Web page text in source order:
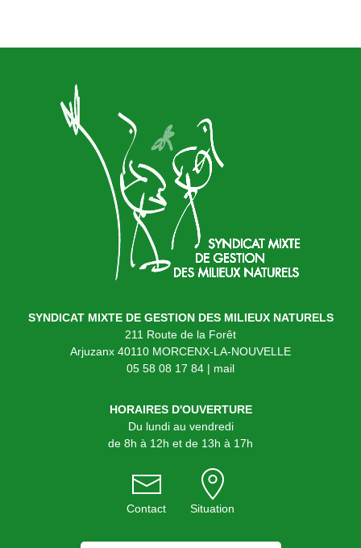
SYNDICAT MIXTE DE GESTION DES MILIEUX NATURELS
211 Route de la Forêt
Arjuzanx 40110 MORCENX-LA-NOUVELLE
05 58 08 17 84 | mail
HORAIRES D'OUVERTURE
Du lundi au vendredi
de 8h à 12h et de 13h à 17h
Contact Situation